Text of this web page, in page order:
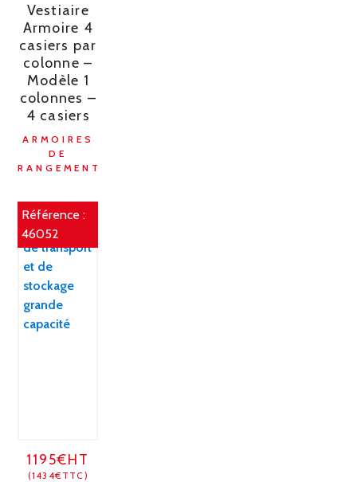
Vestiaire
Armoire 4
casiers par
colonne –
Modèle 1
colonnes –
4 casiers
ARMOIRES
DE
RANGEMENT
Référence :
46052
1195€HT
(1434€TTC)